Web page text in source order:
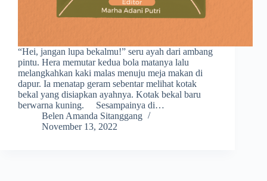
“Hei, jangan lupa bekalmu!” seru ayah dari ambang
pintu. Hera memutar kedua bola matanya lalu
melangkahkan kaki malas menuju meja makan di
dapur. Ia menatap geram sebentar melihat kotak
bekal yang disiapkan ayahnya. Kotak bekal baru
berwarna kuning. Sesampainya di…
Belen Amanda Sitanggang
November 13, 2022